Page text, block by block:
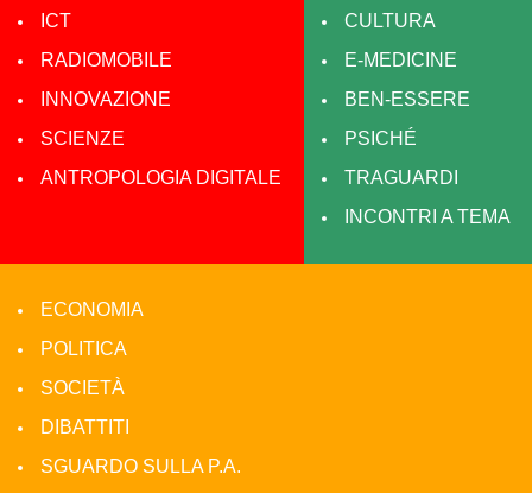
ICT
RADIOMOBILE
INNOVAZIONE
SCIENZE
ANTROPOLOGIA DIGITALE
CULTURA
E-MEDICINE
BEN-ESSERE
PSICHÉ
TRAGUARDI
INCONTRI A TEMA
ECONOMIA
POLITICA
SOCIETÀ
DIBATTITI
SGUARDO SULLA P.A.